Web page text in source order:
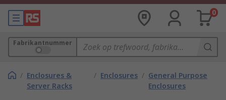
0
Fabrikantnummer
/ Enclosures &
Server Racks
/ Enclosures / General Purpose
Enclosures